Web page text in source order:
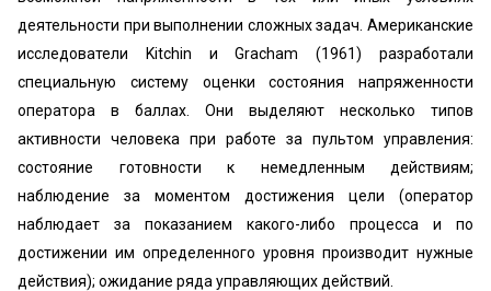
деятельности при выполнении сложных задач. Американские
исследователи Kitchin и Gracham (1961) разработали
специальную систему оценки состояния напряженности
оператора в баллах. Они выделяют несколько типов
активности человека при работе за пультом управления:
состояние готовности к немедленным действиям;
наблюдение за моментом достижения цели (оператор
наблюдает за показанием какого-либо процесса и по
достижении им определенного уровня производит нужные
действия); ожидание ряда управляющих действий.